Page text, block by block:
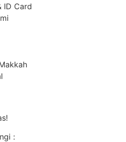
ID Card
: